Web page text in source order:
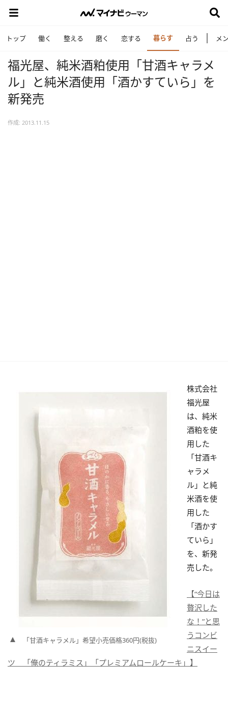
トップ 働く 整える 磨く 恋する 暮らす 占う メ
福光屋、純米酒粕使用「甘酒キャラメ
ル」と純米酒使用「酒かすていら」を
新発売
作成: 2013.11.15
「甘酒キャラメル」希望小売価格360円(税抜)
株式会社
福光屋
は、純米
酒粕を使
用した
「甘酒キ
ャラメ
ル」と純
米酒を使
用した
「酒かす
ていら」
を、新発
売した。
【“今日は
贅沢した
な！”と思
うコンビ
ニスイー
ツ 「俺のティラミス」「プレミアムロールケーキ」】